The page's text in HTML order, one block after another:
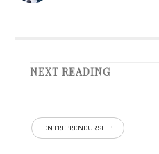
NEXT READING
ENTREPRENEURSHIP